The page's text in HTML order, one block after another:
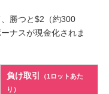
勝つと$2（約300
ナスが現金化されま
負け取引
（1ロットあた
り）